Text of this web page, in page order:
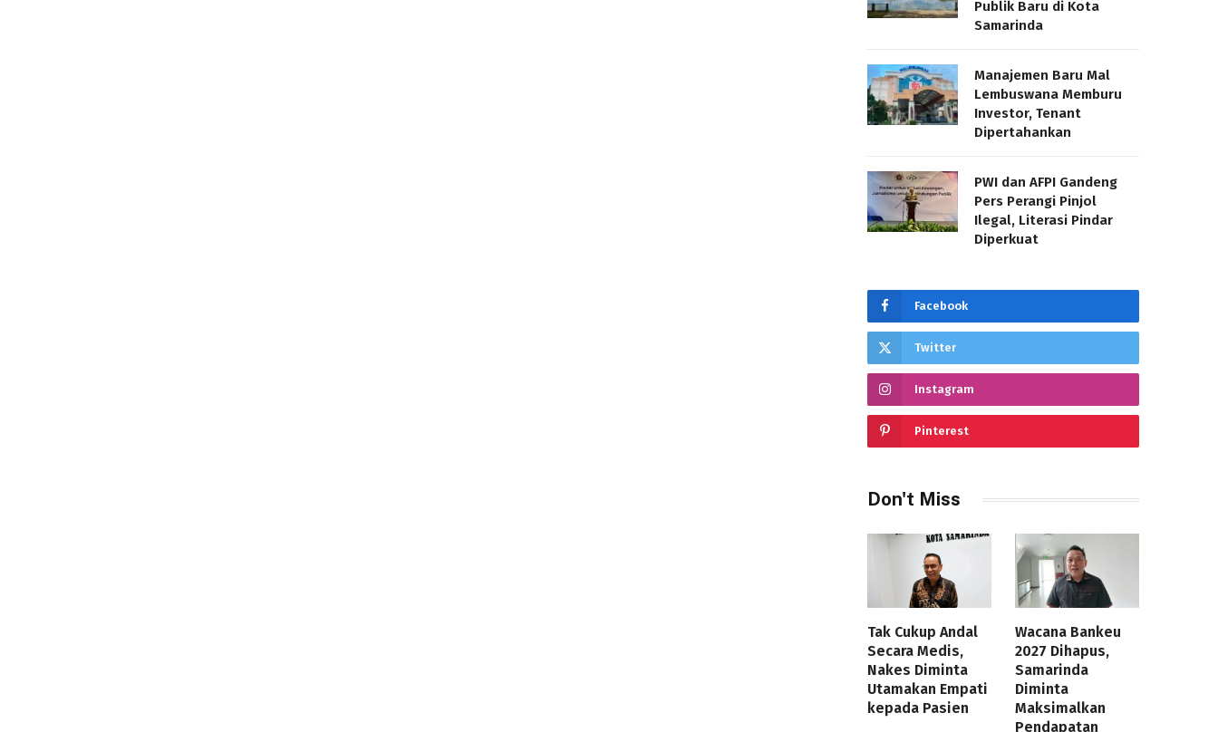
Publik Baru di Kota
Samarinda
Manajemen Baru Mal
Lembuswana Memburu
Investor, Tenant
Dipertahankan
PWI dan AFPI Gandeng
Pers Perangi Pinjol
Ilegal, Literasi Pindar
Diperkuat
Facebook
Twitter
Instagram
Pinterest
Don't Miss
Tak Cukup Andal
Secara Medis,
Nakes Diminta
Utamakan Empati
kepada Pasien
Wacana Bankeu
2027 Dihapus,
Samarinda
Diminta
Maksimalkan
Pendapatan